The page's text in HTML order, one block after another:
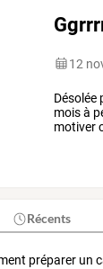
12
Désolée
moisà
motiver
Récents
préparer un